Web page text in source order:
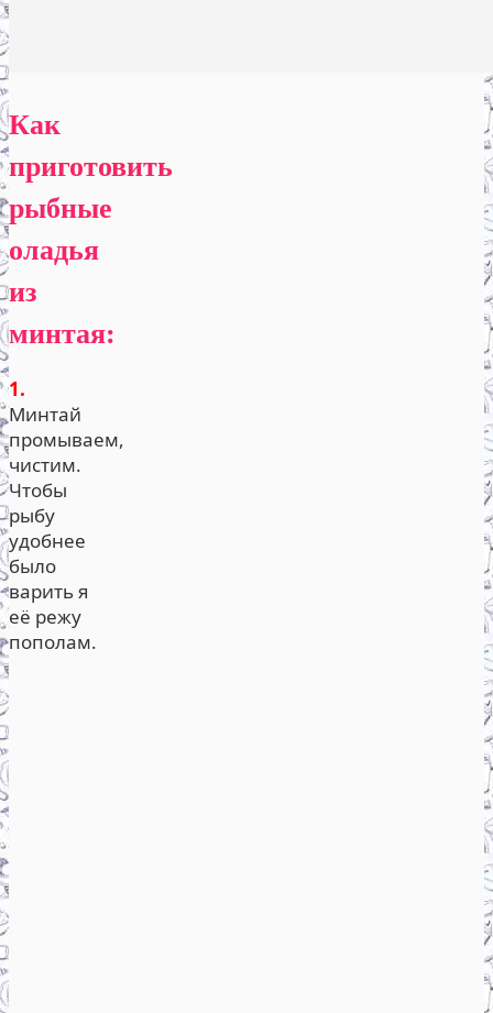
Как
приготовить
рыбные
оладья
из
минтая:
1.
Минтай
промываем,
чистим.
Чтобы
рыбу
удобнее
было
варить я
её режу
пополам.